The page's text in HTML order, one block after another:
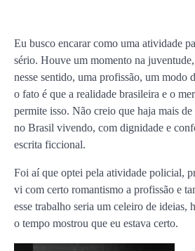
Eu busco encarar como uma atividade
sério. Houve um momento na
nesse sentido, uma profissão, um modo
o fato é que a realidade brasileira e o
permite isso. Não creio que haja mais de
no Brasil vivendo, com dignidade e
escrita ficcional.
Foi aí que optei pela atividade policial,
vi com certo romantismo a profissão e
esse trabalho seria um celeiro de ideias,
o tempo mostrou que eu estava certo.